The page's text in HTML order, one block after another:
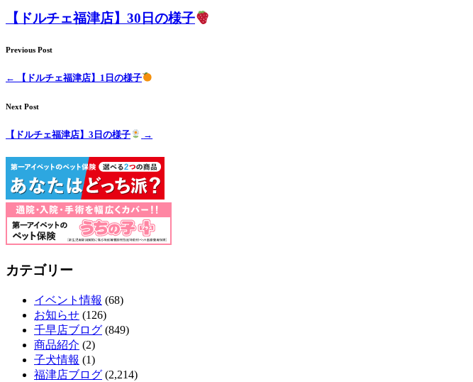
ペ
ッ
ト
ホ
テ
ル
【ドルチェ福津店】30日の様子
Previous Post
← 【ドルチェ福津店】1日の様子
Next Post
【ドルチェ福津店】3日の様子 →
カテゴリー
イベント情報 (68)
お知らせ (126)
千早店ブログ (849)
商品紹介 (2)
子犬情報 (1)
福津店ブログ (2,214)